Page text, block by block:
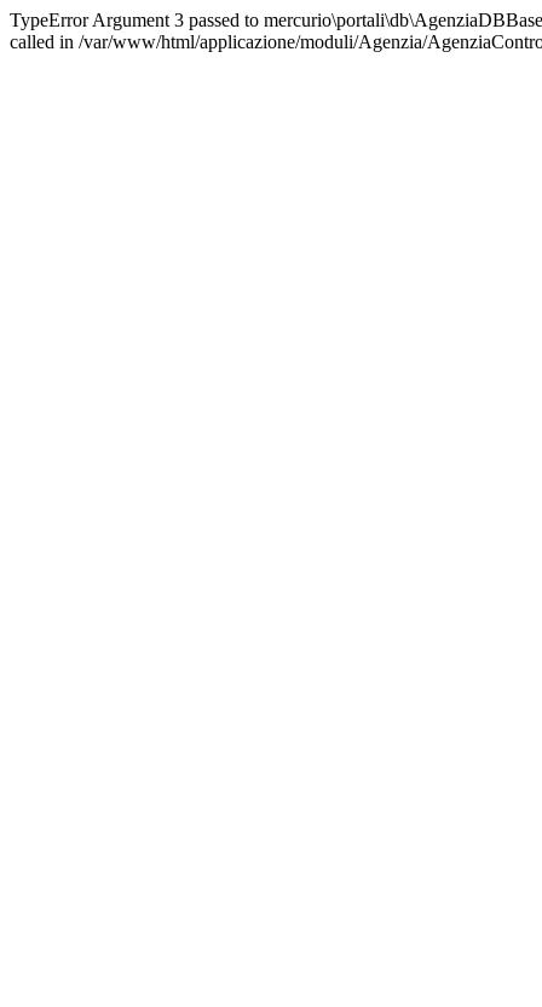
TypeError Argument 3 passed to
called in /var/www/html/applicazione/moduli/Agenzia/